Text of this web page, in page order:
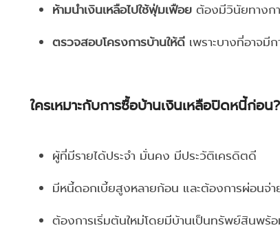
ห้ามนำเงินเหลือไปใช้ฟุ่มเฟือย ต้องมีวินัยทางก
ตรวจสอบโครงการบ้านให้ดี เพราะบางที่อาจมี
ใครเหมาะกับการซื้อบ้านเงินเหลือปิดหนี้ก่อน?
ผู้ที่มีรายได้ประจำ มั่นคง มีประวัติเครดิตดี
มีหนี้ดอกเบี้ยสูงหลายก้อน และต้องการผ่อนจ่า
ต้องการเริ่มต้นใหม่โดยมีบ้านเป็นทรัพย์สินพร้